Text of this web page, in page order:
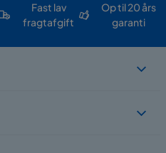
Fast lav
fragtafgift
Op til 20 års
garanti